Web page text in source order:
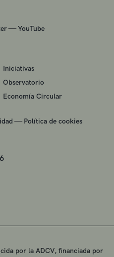
—YouTube
Iniciativas
Observatorio
Economía Circular
— Política de cookies
por la ADCV, financiada por